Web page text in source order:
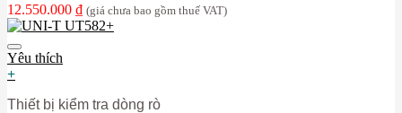
12.550.000 ₫ (giá chưa bao gồm thuế VAT)
Yêu thích
+
Thiết bị kiểm tra dòng rò